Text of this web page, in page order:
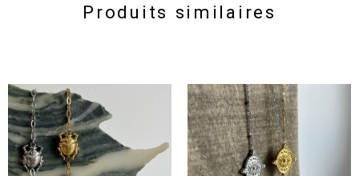
Produits similaires